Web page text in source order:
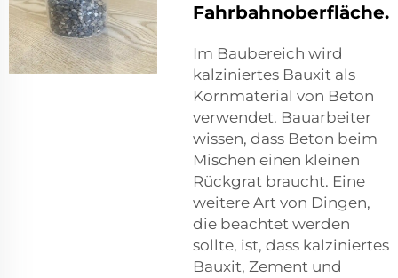
Fahrbahnoberfläche.
Im Baubereich wird
kalziniertes Bauxit als
Kornmaterial von Beton
verwendet. Bauarbeiter
wissen, dass Beton beim
Mischen einen kleinen
Rückgrat braucht. Eine
weitere Art von Dingen,
die beachtet werden
sollte, ist, dass kalziniertes
Bauxit, Zement und